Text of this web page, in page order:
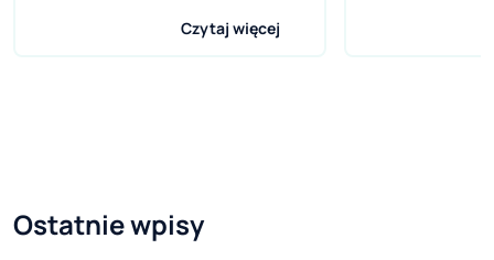
Uważa się, że popularność tego
terytorium w promieniu 30 km od
Czytaj więcej
Ostatnie wpisy